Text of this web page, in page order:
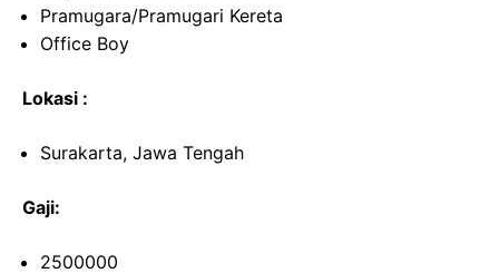
Pramugara/Pramugari Kereta
Office Boy
Lokasi :
Surakarta, Jawa Tengah
Gaji:
2500000